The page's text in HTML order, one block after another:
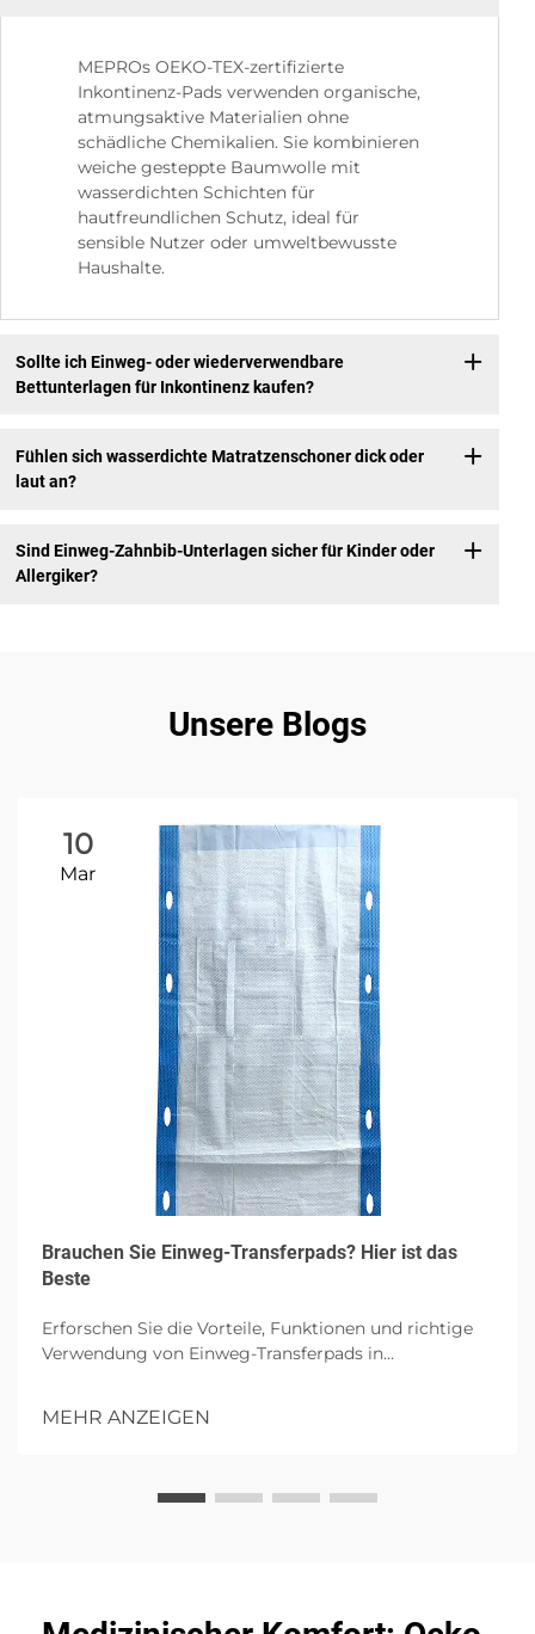
MEPROs OEKO-TEX-zertifizierte
Inkontinenz-Pads verwenden organische,
atmungsaktive Materialien ohne
schädliche Chemikalien. Sie kombinieren
weiche gesteppte Baumwolle mit
wasserdichten Schichten für
hautfreundlichen Schutz, ideal für
sensible Nutzer oder umweltbewusste
Haushalte.
Sollte ich Einweg- oder wiederverwendbare
Bettunterlagen für Inkontinenz kaufen?
Fühlen sich wasserdichte Matratzenschoner dick oder
laut an?
Sind Einweg-Zahnbib-Unterlagen sicher für Kinder oder
Allergiker?
Unsere Blogs
10
Mar
Brauchen Sie Einweg-Transferpads? Hier ist das
Beste
Erforschen Sie die Vorteile, Funktionen und richtige
Verwendung von Einweg-Transferpads in
hochgradiger Absorption eingegangen wird.
MEHR ANZEIGEN